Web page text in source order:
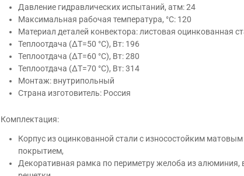
Давление гидравлических испытаний, атм: 24
Максимальная рабочая температура, °С: 120
Материал деталей конвектора: листовая оцинкованная
Теплоотдача (ΔT=50 °C), Вт: 196
Теплоотдача (ΔT=60 °C), Вт: 280
Теплоотдача (ΔT=70 °C), Вт: 314
Монтаж: внутрипольный
Страна изготовитель: Россия
Комплектация:
Корпус из оцинкованной стали с износостойким
покрытием,
Декоративная рамка по периметру желоба из алюминия,